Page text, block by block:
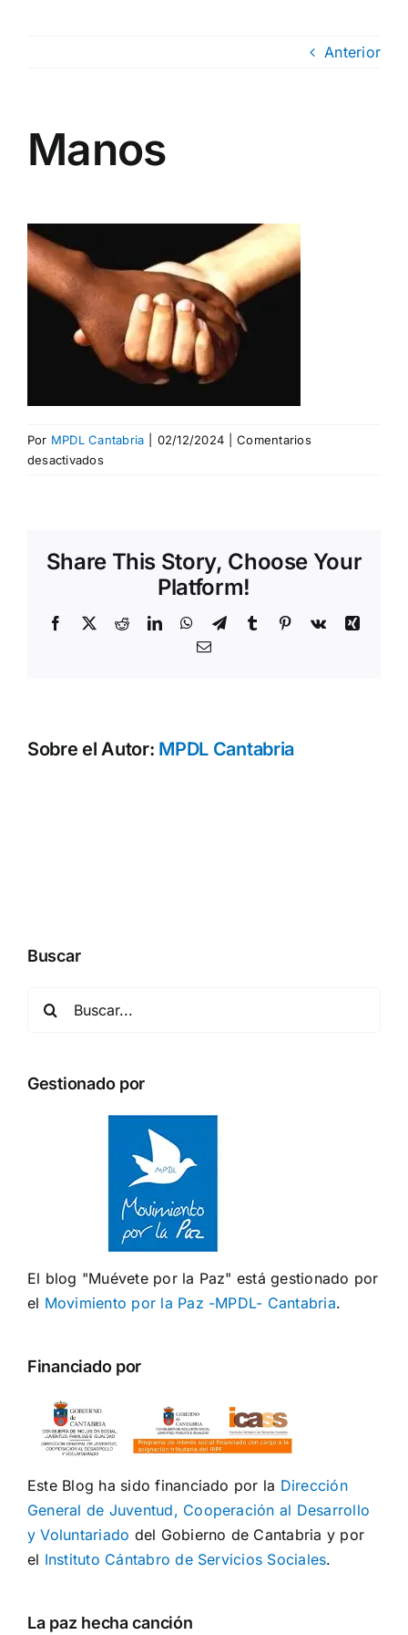
Anterior
Manos
Por MPDL Cantabria 02/12/2024
Comentarios
desactivadosen
Share This Story, Choose Your
Platform!
Facebook
X RedditLinkedInWhatsApp
TelegramTumblr Pinterest
Vk
Xing
Correo
Sobre el Autor: MPDL Cantabria
Buscar
Gestionado por
El blog "Muévete por la Paz" está gestionado por
el Movimiento por la Paz -MPDL- Cantabria.
Financiado por
Este Blog ha sido financiado por la Dirección
General de Juventud, Cooperación al Desarrollo
y Voluntariado del Gobierno de Cantabria y por
el Instituto Cántabro de Servicios Sociales.
La paz hecha canción